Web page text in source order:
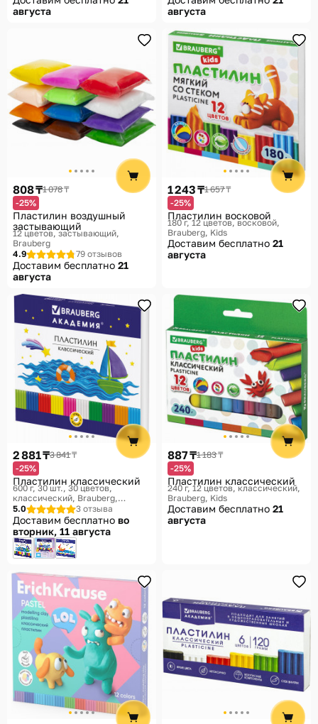
августа
августа
808 ₸1 078 ₸
-25%
Пластилин воздушный
застывающий
12 цветов, застывающий
Brauberg
4.9
79 отзывов
Доставим бесплатно 21
августа
1 243 ₸1 657 ₸
-25%
Пластилин восковой
180 г, 12 цветов, восковой
Brauberg, Kids
Доставим бесплатно 21
августа
2 881 ₸3 841 ₸
-25%
Пластилин классический
600 г, 30 шт., 30 цветов,
классический Brauberg,
Академия
5.0 3 отзыва
Доставим бесплатно во
вторник, 11 августа
887 ₸1 183 ₸
-25%
Пластилин классический
240 г, 12 цветов, классический
Brauberg, Kids
Доставим бесплатно 21
августа